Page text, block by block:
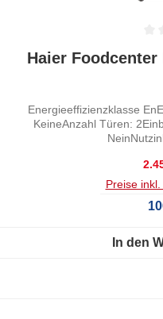
Durchschnittliche
Haier Foodcenter
Energieeffizienzklasse
KeineAnzahl Türen:
Preise
In den